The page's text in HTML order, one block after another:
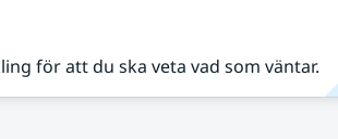
för att du ska veta vad som väntar.